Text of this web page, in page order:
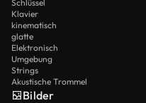
Schlüssel
Klavier
kinematisch
glatte
Elektronisch
Umgebung
Strings
Akustische Trommel
Bilder